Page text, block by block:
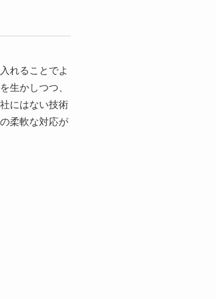
れることでよ
生かしつつ、
にはない技術
柔軟な対応が